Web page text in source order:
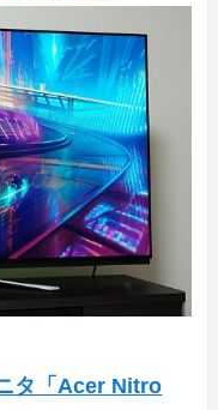
タ「Acer Nitro